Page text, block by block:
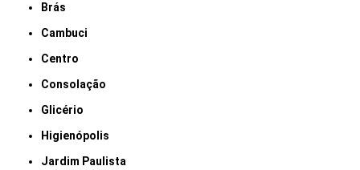
Brás
Cambuci
Centro
Consolação
Glicério
Higienópolis
Jardim Paulista